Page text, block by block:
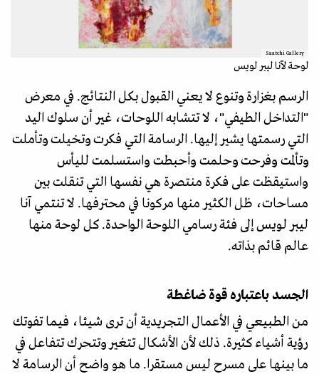
Saatchi Gallery
لوحة لآنا ليبر لويس
الرسم بغزارة وتنوع لا يعني القبول بكل النتائج. في معرض
"التداخل الطيفي"، لا تتشابه اللوحات، غير أن سلوك اليد
التي رسمتها يشير إليها. الرسامة التي فكرت وتخيلت وتأملت
وتألمت وفرحت وحلمت وأحبطت واستسلمت لليأس
واستيقظت على فكرة منتصرة هي نفسها التي تنقلت بين
مساحات، ظل الكثير منها مركونا في محترفها. لا تنتمي آنا
ليبر لويس إلى فئة رسامي اللوحة الواحدة. كل لوحة منها
عالم قائم بذاته.
الجسد باعتباره قوة ضاغطة
من الطبيعي في الأعمال التجريدية أن ترى شيئا، فيما تفوتك
رؤية أشياء كثيرة. ذلك لأن الأشكال تتغير وتتحرك تتفاعل في
ما بينها على مسرح ليس مستقرا. ما هو واضح أن الرسامة لا